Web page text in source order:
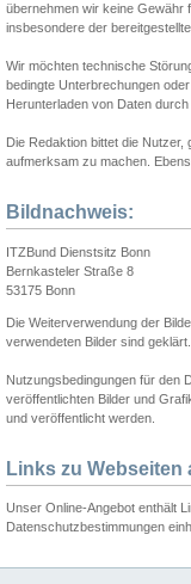
übernehmen wir keine Gewähr
insbesondere der
Wir möchten technische
bedingte Unterbrechungen
Herunterladen von Daten
Die Redaktion bittet die
aufmerksam zu machen.
Bildnachweis:
ITZBund Dienstsitz Bonn
Bernkasteler Straße 8
53175 Bonn
Die Weiterverwendung der
verwendeten Bilder sind
Nutzungsbedingungen für den
veröffentlichten Bilder und
und veröffentlicht werden.
Links zu Webseiten
Unser Online-Angebot enthält
Datenschutzbestimmungen